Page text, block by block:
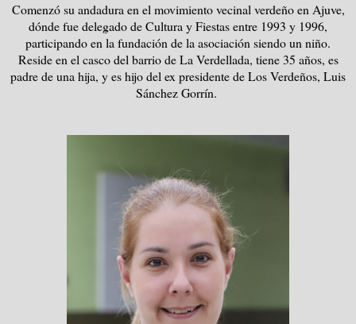
Comenzó su andadura en el movimiento vecinal verdeño en Ajuve,
dónde fue delegado de Cultura y Fiestas entre 1993 y 1996,
participando en la fundación de la asociación siendo un niño.
Reside en el casco del barrio de La Verdellada, tiene 35 años, es
padre de una hija, y es hijo del ex presidente de Los Verdeños, Luis
Sánchez Gorrín.